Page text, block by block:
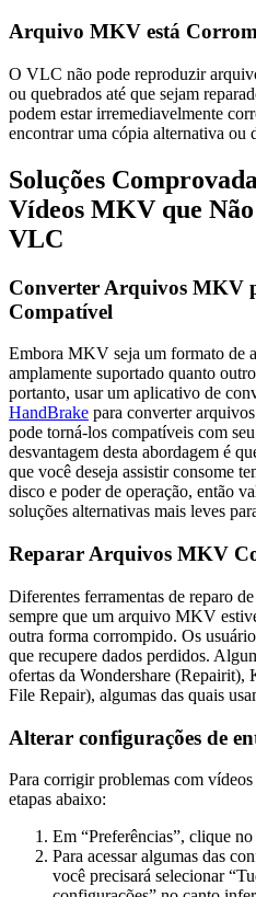
Arquivo MKV está
O VLC não pode reproduzir
ou quebrados até que sejam
podem estar irremediavelmente
encontrar uma cópia alternativa ou
Soluções
Vídeos MKV que
VLC
Converter Arquivos MKV
Compatível
Embora MKV seja um formato de
amplamente suportado quanto
portanto, usar um aplicativo de
HandBrake para converter
pode torná-los compatíveis com
desvantagem desta abordagem é
que você deseja assistir consome
disco e poder de operação, então
soluções alternativas mais leves
Reparar Arquivos MKV
Diferentes ferramentas de reparo
sempre que um arquivo MKV
outra forma corrompido. Os
que recupere dados perdidos.
ofertas da Wondershare
File Repair), algumas das quais
Alterar configurações de
Para corrigir problemas com
etapas abaixo:
Em “Preferências”, clique
Para acessar algumas das
você precisará selecionar